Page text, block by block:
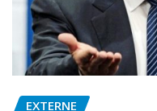
EXTERNE